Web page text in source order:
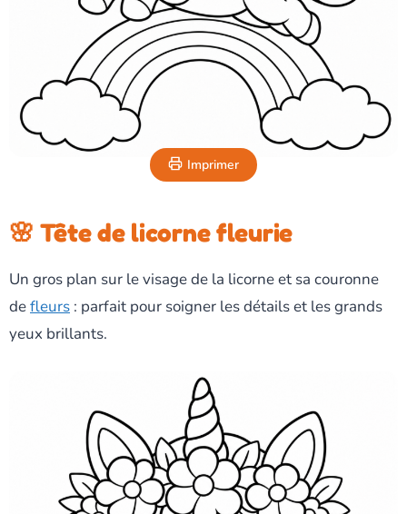
Imprimer
🌸 Tête de licorne fleurie
Un gros plan sur le visage de la licorne et sa couronne
defleurs : parfait pour soigner les détails et les grands
yeux brillants.